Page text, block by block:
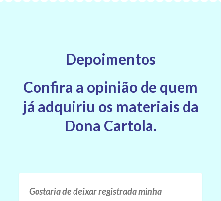
Depoimentos
Confira a opinião de quem
já adquiriu os materiais da
Dona Cartola.
Gostaria de deixar registrada minha